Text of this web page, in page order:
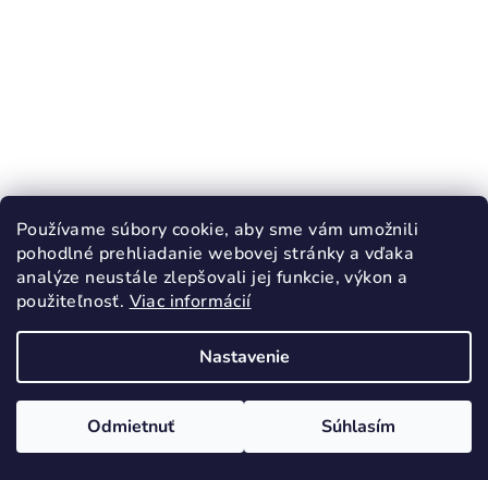
Používame súbory cookie, aby sme vám umožnili
pohodlné prehliadanie webovej stránky a vďaka
analýze neustále zlepšovali jej funkcie, výkon a
použiteľnosť. Viac informácií
Nastavenie
Odmietnuť Súhlasím
PROTETIKA PADY DENIM sandále
BAREFOOT
26,30 €